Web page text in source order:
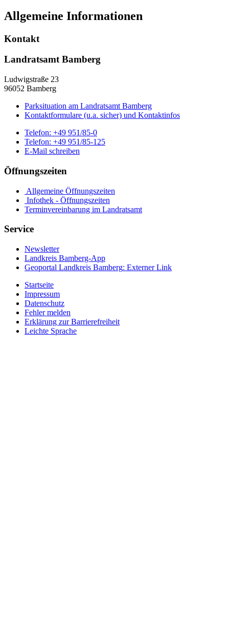
Allgemeine Informationen
Kontakt
Landratsamt Bamberg
Ludwigstraße 23
96052 Bamberg
Parksituation am Landratsamt Bamberg
Kontaktformulare (u.a. sicher) und Kontaktinfos
Telefon: +49 951/85-0
Telefon: +49 951/85-125
E-Mail schreiben
Öffnungszeiten
Allgemeine Öffnungszeiten
Infothek - Öffnungszeiten
Terminvereinbarung im Landratsamt
Service
Newsletter
Landkreis Bamberg-App
Geoportal Landkreis Bamberg: Externer Link
Startseite
Impressum
Datenschutz
Fehler melden
Erklärung zur Barrierefreiheit
Leichte Sprache